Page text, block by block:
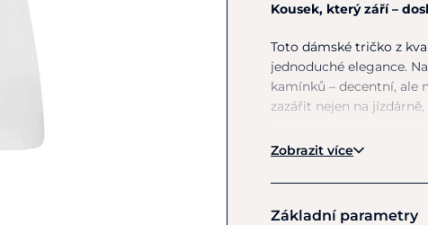
Kousek, který září –
Toto dámské tričko z
jednoduché elegance.
kamínků – decentní, ale
zazářit nejen na
Třpytivé logo z
Nadčasový střih–
Zobrazit více
Základní parametry